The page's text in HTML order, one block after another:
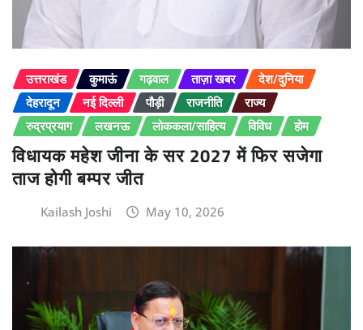
उत्तराखंड कुमाऊं गढ़वाल ताज़ा खबर
देश/दुनिया
देहरादून
नई दिल्ली पौड़ी राजनीति
राज्य
रुद्रप्रयाग
लखनऊ लोककला/साहित्य विविध होम
विधायक महेश जीना के सर 2027 में फिर सजेगा
ताज होगी बम्पर जीत
Kailash Joshi May 10, 2026